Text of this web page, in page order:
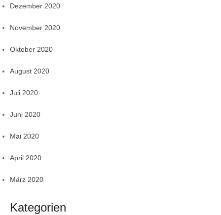
Dezember 2020
November 2020
Oktober 2020
August 2020
Juli 2020
Juni 2020
Mai 2020
April 2020
März 2020
Kategorien